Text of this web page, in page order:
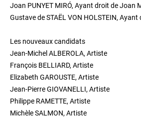
Joan PUNYET MIRÓ, Ayant droit de Joan
Gustave de STAËL VON HOLSTEIN,
Les nouveaux candidats
Jean-Michel ALBEROLA, Artiste
François BELLIARD, Artiste
Elizabeth GAROUSTE, Artiste
Jean-Pierre GIOVANELLI, Artiste
Philippe RAMETTE, Artiste
Michèle SALMON, Artiste